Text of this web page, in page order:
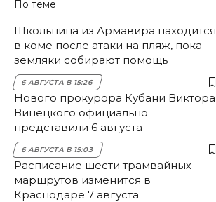
По теме
Школьница из Армавира находится
в коме после атаки на пляж, пока
земляки собирают помощь
6 АВГУСТА В 15:26
Нового прокурора Кубани Виктора
Винецкого официально
представили 6 августа
6 АВГУСТА В 15:03
Расписание шести трамвайных
маршрутов изменится в
Краснодаре 7 августа